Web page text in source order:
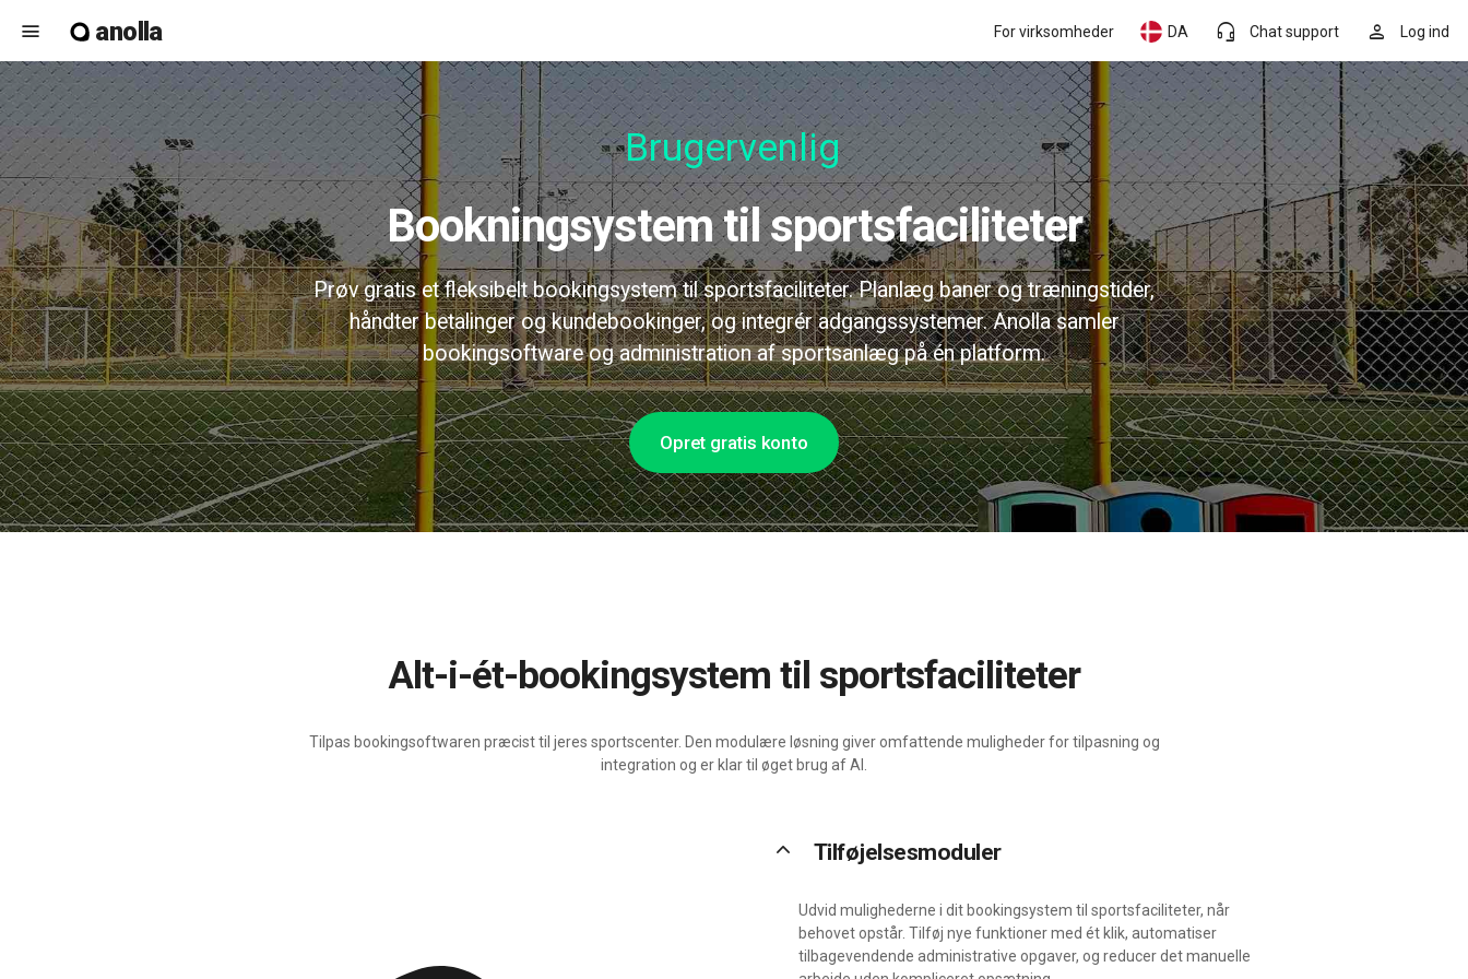
menu anolla person Log ind
headset_mic Chat support
DA
For virksomheder
Brugervenlig
Bookningsystem til sportsfaciliteter
Prøv gratis et fleksibelt bookingsystem til sportsfaciliteter. Planlæg baner og træningstider,
håndter betalinger og kundebookinger, og integrér adgangssystemer. Anolla samler
bookingsoftware og administration af sportsanlæg på én platform.
Opret gratis konto
Alt-i-ét-bookingsystem til sportsfaciliteter
Tilpas bookingsoftwaren præcist til jeres sportscenter. Den modulære løsning giver omfattende muligheder for tilpasning og
integration og er klar til øget brug af AI.
keyboard_arrow_up Tilføjelsesmoduler
Udvid mulighederne i dit bookingsystem til sportsfaciliteter, når
behovet opstår. Tilføj nye funktioner med ét klik, automatiser
tilbagevendende administrative opgaver, og reducer det manuelle